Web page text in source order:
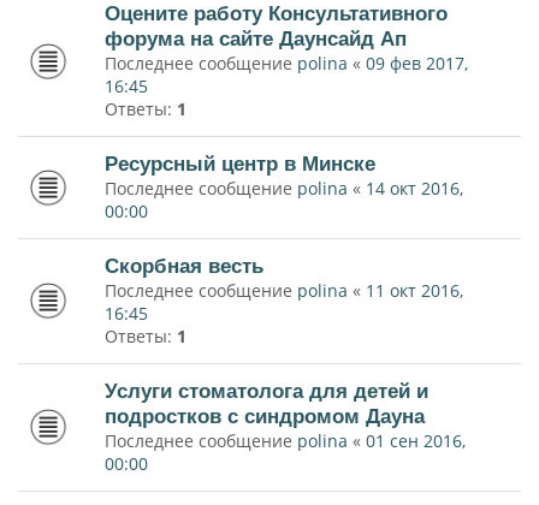
Оцените работу Консультативного
форума на сайте Даунсайд Ап
Последнее сообщение polina « 09 фев 2017,
16:45
Ответы: 1
Ресурсный центр в Минске
Последнее сообщение polina « 14 окт 2016,
00:00
Скорбная весть
Последнее сообщение polina « 11 окт 2016,
16:45
Ответы: 1
Услуги стоматолога для детей и
подростков с синдромом Дауна
Последнее сообщение polina « 01 сен 2016,
00:00